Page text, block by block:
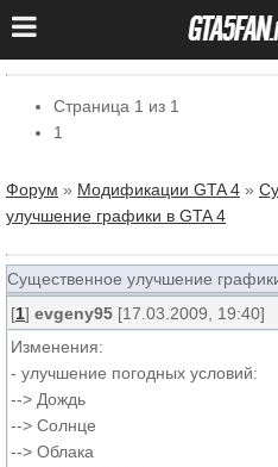
Страница 1 из 1
1
Форум » Модификации GTA 4 »
улучшение графики в GTA 4
Существенное улучшение
[1] evgeny95 [17.03.2009, 19:40]
Изменения:
- улучшение погодных условий:
--> Дождь
--> Солнце
--> Облака